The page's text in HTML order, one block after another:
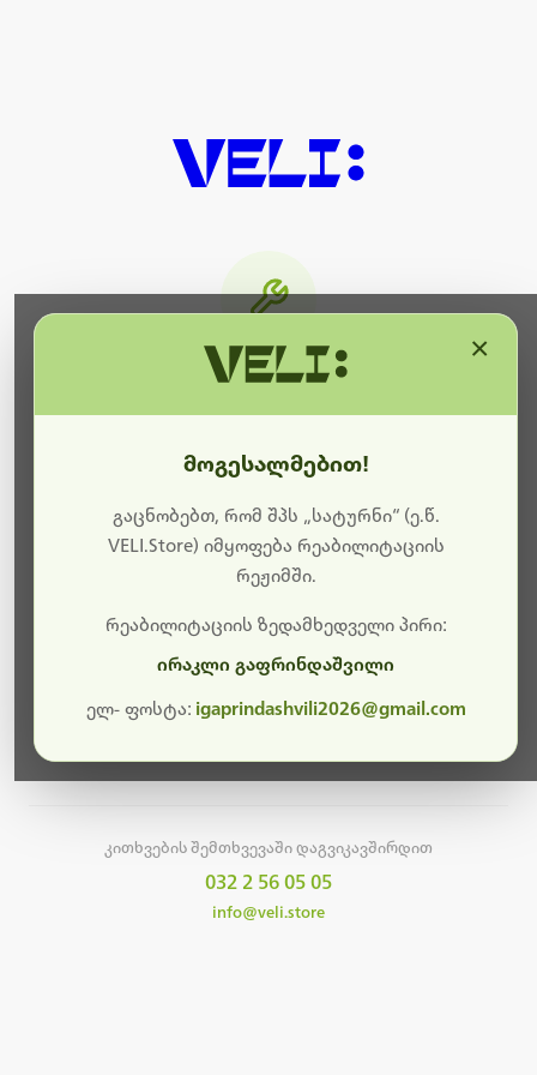
ბოდიშს გიხდით შეფერხებისთვის. ამჟამად
მიმდინარეობს საიტის განახლება და ტექნიკური
სამუშაოები.
მალე ისევ ხელმისაწვდომი იქნება. გმადლობთ
კითხვების შემთხვევაში დაგვიკავშირდით
032 2 56 05 05
info@veli.store
მოგესალმებით!
გაცნობებთ, რომ შპს „სატურნი“ (ე.წ.
VELI.Store) იმყოფება რეაბილიტაციის
რეჟიმში.
რეაბილიტაციის ზედამხედველი პირი:
ირაკლი გაფრინდაშვილი
ელ- ფოსტა: igaprindashvili2026@gmail.com
×